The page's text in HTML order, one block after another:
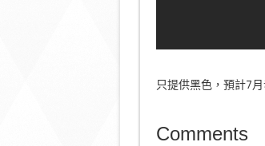
只提供黑色，預計7
Comments